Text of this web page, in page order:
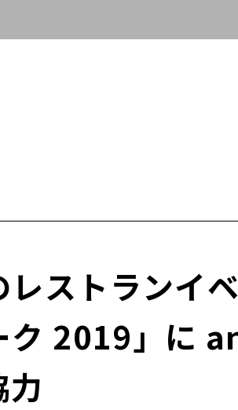
レストランイ
ク 2019」に